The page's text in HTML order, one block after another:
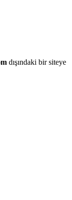
dışındaki bir siteye